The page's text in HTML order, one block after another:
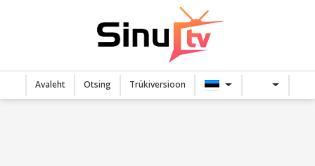
Avaleht Otsing Trükiversioon